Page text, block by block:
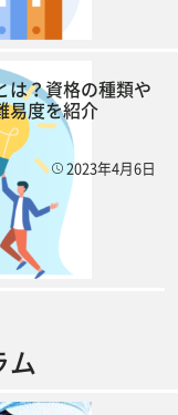
は？資格の種類や
易度を紹介
2023年4月6日
ム